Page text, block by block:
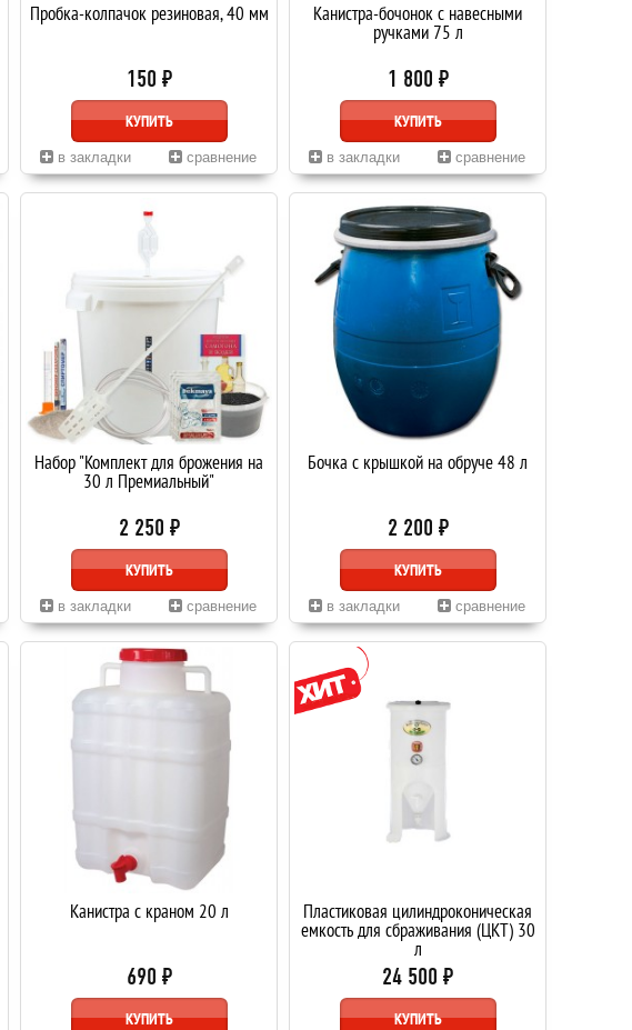
Пробка-колпачок резиновая, 40 мм
150 ₽
КУПИТЬ
в закладки сравнение
Канистра-бочонок с навесными
ручками 75 л
1 800 ₽
КУПИТЬ
в закладки сравнение
Набор "Комплект для брожения на
30 л Премиальный"
2 250 ₽
КУПИТЬ
в закладки сравнение
Бочка с крышкой на обруче 48 л
2 200 ₽
КУПИТЬ
в закладки сравнение
Канистра с краном 20 л
690 ₽
КУПИТЬ
Пластиковая цилиндроконическая
емкость для сбраживания (ЦКТ) 30
л
24 500 ₽
КУПИТЬ